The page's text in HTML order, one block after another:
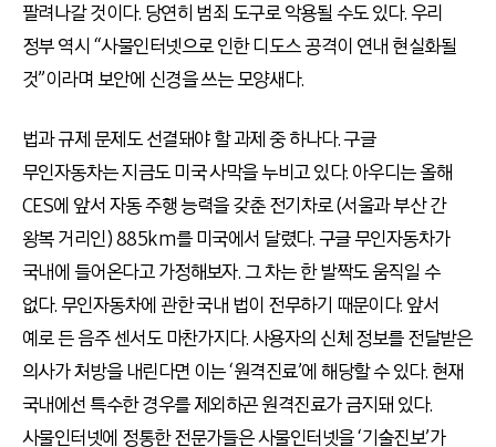
팔려나갈 것이다. 당연히 범죄 도구로 악용될 수도 있다. 우리
정부 역시 “사물인터넷으로 인한 디도스 공격이 연내 현실화될
것”이라며 보안에 신경을 쓰는 모양새다.
법과 규제 문제도 선결돼야 할 과제 중 하나다. 구글
무인자동차는 지금도 미국 사막을 누비고 있다. 아우디는 올해
CES에 앞서 자동 주행 능력을 갖춘 전기차로 (서울과 부산 간
왕복 거리인) 885km를 미국에서 달렸다. 구글 무인자동차가
국내에 들어온다고 가정해보자. 그 차는 한 발짝도 움직일 수
없다. 무인자동차에 관한 국내 법이 전무하기 때문이다. 앞서
예로 든 음주 센서도 마찬가지다. 사용자의 신체 정보를 전달받은
의사가 처방을 내린다면 이는 ‘원격진료’에 해당할 수 있다. 현재
국내에선 특수한 경우를 제외하곤 원격진료가 금지돼 있다.
사물인터넷에 정통한 전문가들은 사물인터넷을 ‘기술진보’가